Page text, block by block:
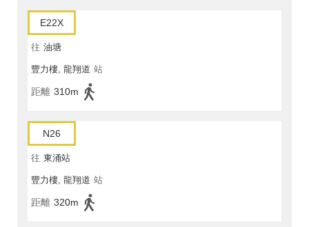
E22X
往 油塘
豐力樓, 龍翔道 站
距離 310m
N26
往 東涌站
豐力樓, 龍翔道 站
距離 320m